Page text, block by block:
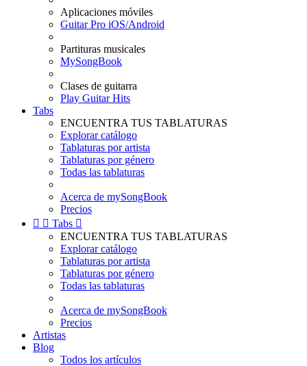
Aplicaciones móviles
Guitar Pro iOS/Android
Partituras musicales
MySongBook
Clases de guitarra
Play Guitar Hits
Tabs
ENCUENTRA TUS TABLATURAS
Explorar catálogo
Tablaturas por artista
Tablaturas por género
Todas las tablaturas
Acerca de mySongBook
Precios
  Tabs 
ENCUENTRA TUS TABLATURAS
Explorar catálogo
Tablaturas por artista
Tablaturas por género
Todas las tablaturas
Acerca de mySongBook
Precios
Artistas
Blog
Todos los artículos